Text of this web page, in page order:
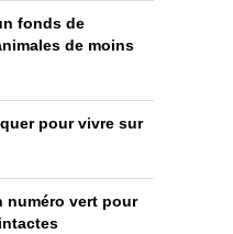
fonds de
de moins
pour vivre sur
numéro vert pour